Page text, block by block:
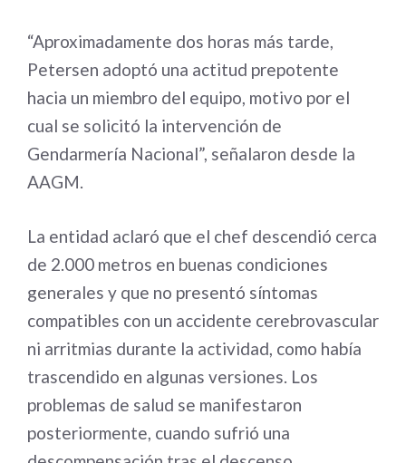
“Aproximadamente dos horas más tarde,
Petersen adoptó una actitud prepotente
hacia un miembro del equipo, motivo por el
cual se solicitó la intervención de
Gendarmería Nacional”, señalaron desde la
AAGM.
La entidad aclaró que el chef descendió cerca
de 2.000 metros en buenas condiciones
generales y que no presentó síntomas
compatibles con un accidente cerebrovascular
ni arritmias durante la actividad, como había
trascendido en algunas versiones. Los
problemas de salud se manifestaron
posteriormente, cuando sufrió una